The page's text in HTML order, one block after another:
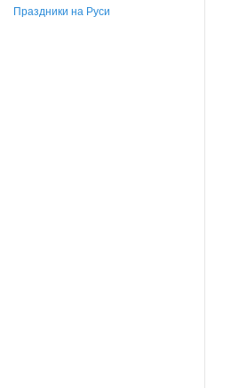
Праздники на Руси